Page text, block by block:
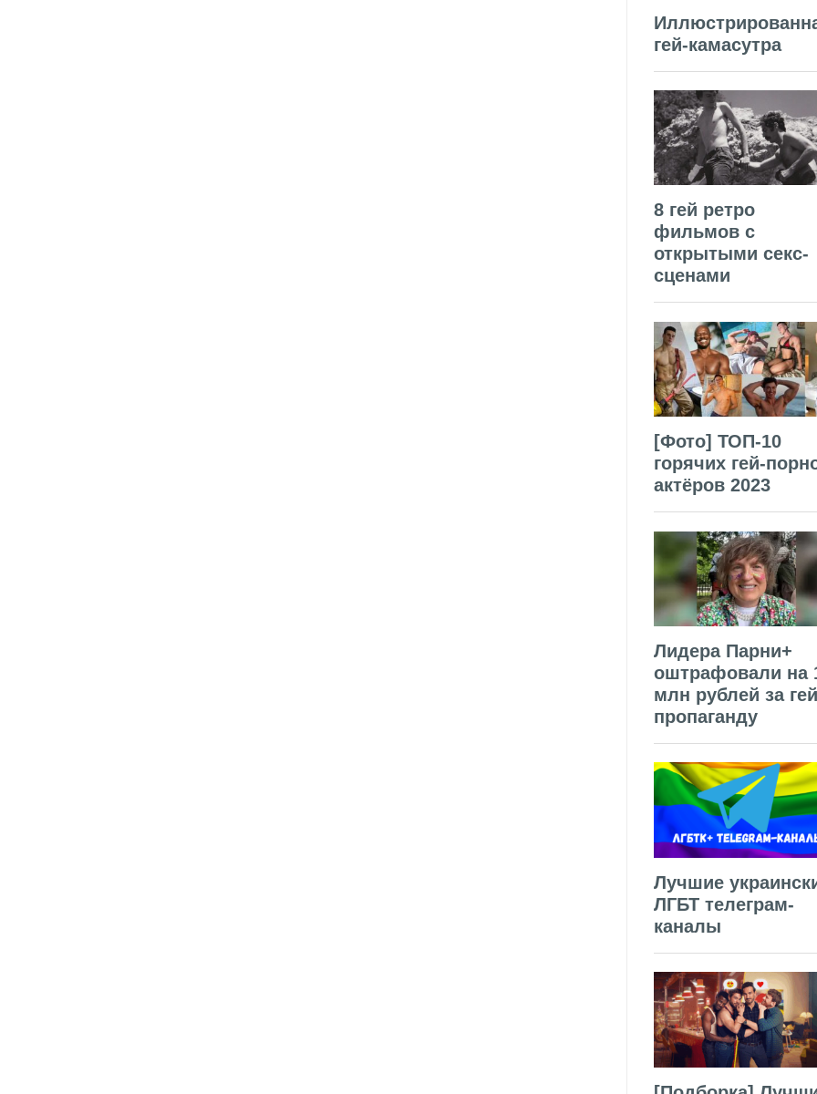
гей-камасутра
8 гей ретро
фильмов с
открытыми секс-
сценами
[Фото] ТОП-10
горячих гей-
актёров 2023
Лидера Парни+
оштрафовали на
млн рублей за
пропаганду
Лучшие
ЛГБТ телеграм-
каналы